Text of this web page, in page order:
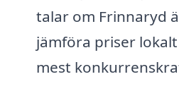
talar om Frinnaryd
jämföra priser
mest